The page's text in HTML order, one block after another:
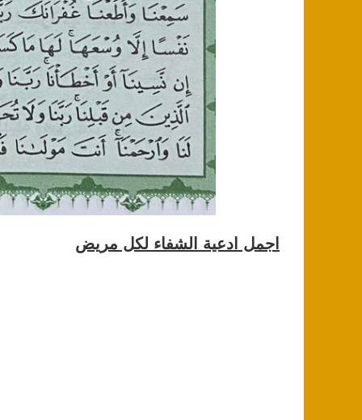
اجمل ادعية الشفاء لكل مريض